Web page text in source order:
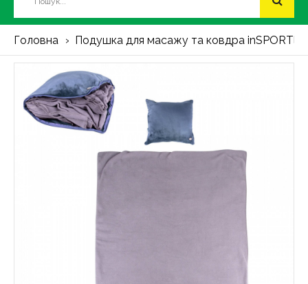
Головна Подушка для масажу та ковдра